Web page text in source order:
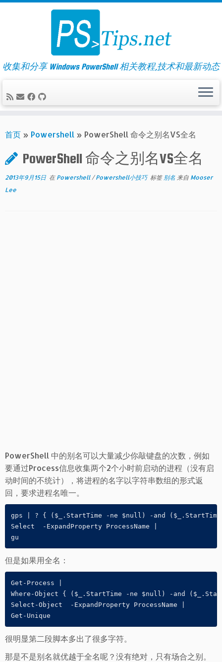
Skip
收集和分享 Windows PowerShell 相关教程,技术和最新动态
首页 » Powershell » PowerShell 命令之别名VS全名
PowerShell 命令之别名VS全名
2013年9月15日 在 Powershell/Powershell小技巧 标签别名 来自 Mooser
Lee
PowerShell 中的别名可以大量减少你敲键盘的次数，例如
要通过Process信息收集两个2个小时前启动的进程（没有启
动时间的不统计），将进程的名字以字符串数组的形式返
回，要求进程名唯一。
gps | ? { ($_.StartTime -ne $null) -and
Select  -ExpandProperty ProcessName |
gu
但是如果用全名：
Get-Process |
Where-Object { ($_.StartTime -ne $null) -and
Select-Object  -ExpandProperty ProcessName |
Get-Unique
很明显第二段脚本多出了很多字符。
那是不是别名就优越于全名呢？没有绝对，只有场合之别。